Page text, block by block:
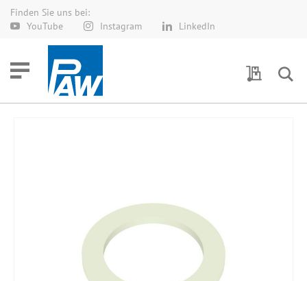
Finden Sie uns bei:
YouTube
Instagram LinkedIn
Direkt
Meine